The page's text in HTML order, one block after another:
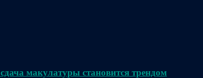
макулатуры становится трендом